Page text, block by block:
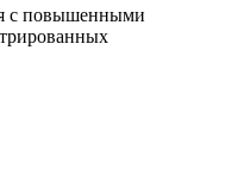
с повышенными